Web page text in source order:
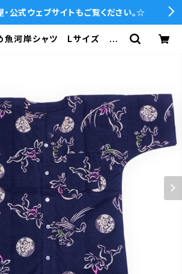
・公式ウェブサイトもご覧ください。☆
魚河岸シャツ Lサイズ 国
浜通り 港町 | 魚河岸シ
の濱いち屋・通販サイト